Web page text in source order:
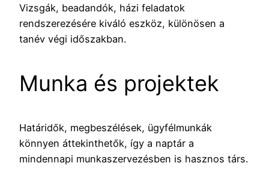
Vizsgák, beadandók, házi feladatok
rendszerezésére kiváló eszköz, különösen a
tanév végi időszakban.
Munka és projektek
Határidők, megbeszélések, ügyfélmunkák
könnyen áttekinthetők, így a naptár a
mindennapi munkaszervezésben is hasznos társ.